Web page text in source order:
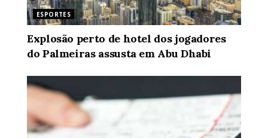
ESPORTES
Explosão perto de hotel dos jogadores
do Palmeiras assusta em Abu Dhabi